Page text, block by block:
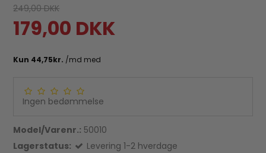
249,00 DKK
179,00 DKK
Ingen bedømmelse
Model/Varenr.: 50010
Lagerstatus:
Levering 1-2 hverdage